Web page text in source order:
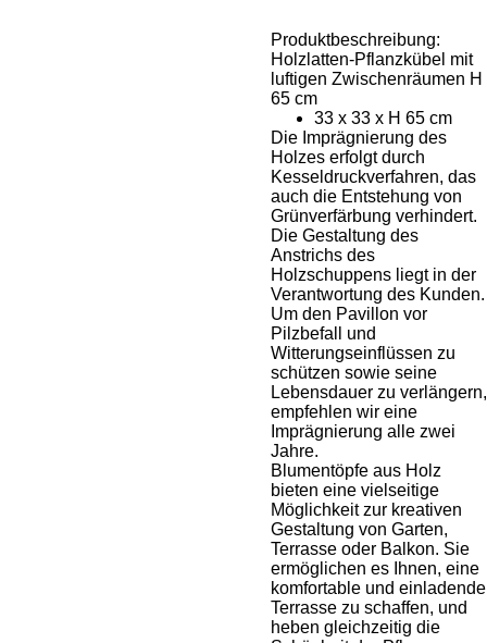
Produktbeschreibung:
Holzlatten-Pflanzkübel mit
luftigen Zwischenräumen H
65 cm
33 x 33 x H 65 cm
Die Imprägnierung des
Holzes erfolgt durch
Kesseldruckverfahren, das
auch die Entstehung von
Grünverfärbung verhindert.
Die Gestaltung des
Anstrichs des
Holzschuppens liegt in der
Verantwortung des Kunden.
Um den Pavillon vor
Pilzbefall und
Witterungseinflüssen zu
schützen sowie seine
Lebensdauer zu verlängern,
empfehlen wir eine
Imprägnierung alle zwei
Jahre.
Blumentöpfe aus Holz
bieten eine vielseitige
Möglichkeit zur kreativen
Gestaltung von Garten,
Terrasse oder Balkon. Sie
ermöglichen es Ihnen, eine
komfortable und einladende
Terrasse zu schaffen, und
heben gleichzeitig die